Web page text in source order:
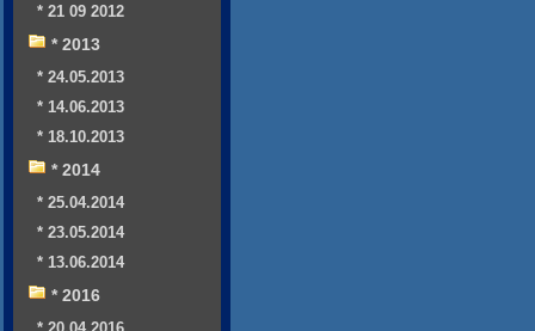
* 21 09 2012
* 2013
* 24.05.2013
* 14.06.2013
* 18.10.2013
* 2014
* 25.04.2014
* 23.05.2014
* 13.06.2014
* 2016